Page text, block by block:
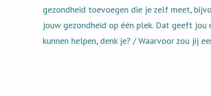
gezondheid toevoegen die je zelf meet,
jouw gezondheid op één plek. Dat geeft jou
kunnen helpen, denk je? / Waarvoor zou jij